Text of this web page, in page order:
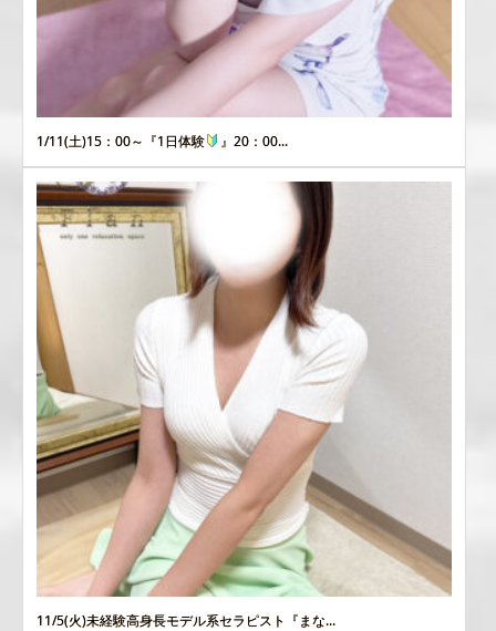
1/11(土)15：00～『1日体験 』20：00...
11/5(火)未経験高身長モデル系セラピスト『まな...